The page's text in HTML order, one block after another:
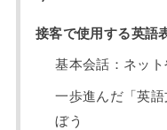
接客で使用する英語
基本会話：ネッ
一歩進んだ「英
ぼう